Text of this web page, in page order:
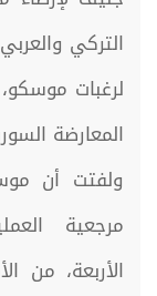
التركي
لرغبات
المعارضة
ولفتت أن
مرجعية
الأربعة، من